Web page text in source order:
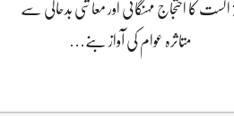
7 اگست کا احتجاج مہنگائی اور معاشی بدحالی سے
متاثرہ عوام کی آواز بنے…